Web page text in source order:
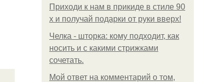
Приходи к нам в прикиде в стиле 90
х и получай подарки от руки вверх!
Челка - шторка: кому подходит, как
носить и с какими стрижками
сочетать.
Мой ответ на комментарий о том,